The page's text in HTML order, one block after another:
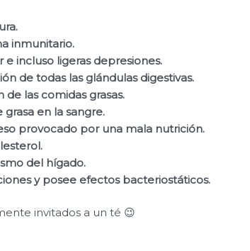
inmunitario.
e incluso ligeras depresiones.
de todas las glándulas digestivas.
de las comidas grasas.
en la sangre.
provocado por una mala nutrición.
del hígado.
y posee efectos bacteriostáticos.
invitados a un té 😉